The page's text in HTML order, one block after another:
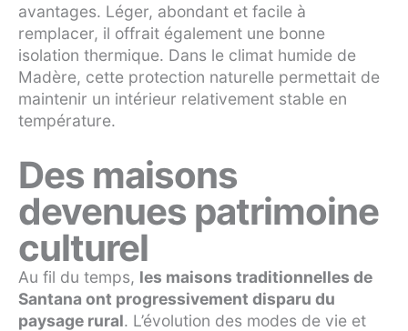
avantages. Léger, abondant et facile à
remplacer, il offrait également une bonne
isolation thermique. Dans le climat humide de
Madère, cette protection naturelle permettait de
maintenir un intérieur relativement stable en
température.
Des maisons
devenues patrimoine
culturel
Au fil du temps, les maisons traditionnelles de
Santana ont progressivement disparu du
paysage rural. L’évolution des modes de vie et